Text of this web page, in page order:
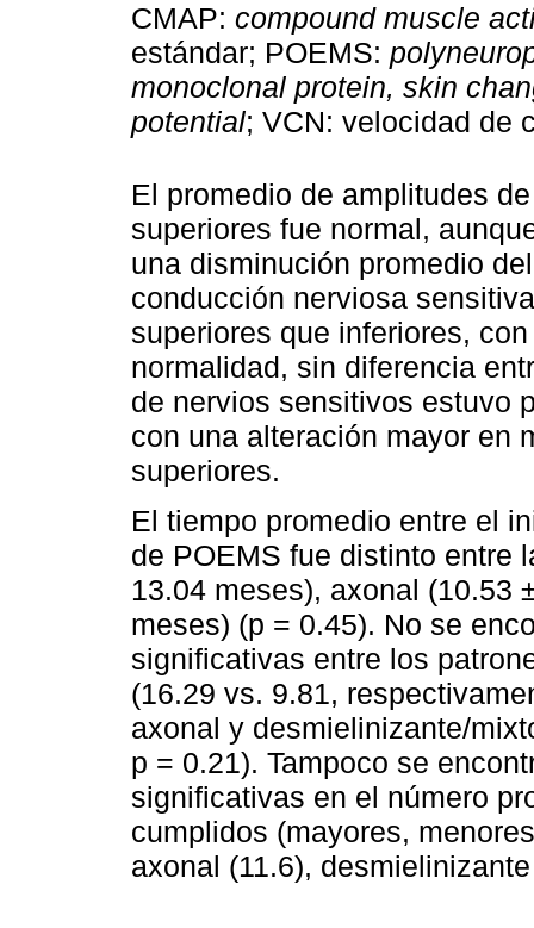
CMAP: compound muscle
estándar; POEMS:
monoclonal protein, skin
potential; VCN: velocidad de
El promedio de amplitudes
superiores fue normal,
una disminución promedio
conducción nerviosa
superiores que inferiores,
normalidad, sin diferencia
de nervios sensitivos estuvo
con una alteración mayor en
superiores.
El tiempo promedio entre el
de POEMS fue distinto entre
13.04 meses), axonal (10.53
meses) (p = 0.45). No se
significativas entre los
(16.29 vs. 9.81,
axonal y desmielinizante/
p = 0.21). Tampoco se
significativas en el número
cumplidos (mayores,
axonal (11.6),